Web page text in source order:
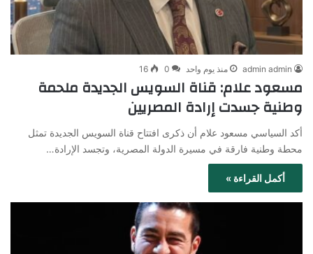
admin admin منذ يوم واحد 0
16
مسعود علام: قناة السويس الجديدة ملحمة
وطنية جسدت إرادة المصريين
أكد السياسي مسعود علام أن ذكرى افتتاح قناة السويس الجديدة تمثل
محطة وطنية فارقة في مسيرة الدولة المصرية، وتجسد الإرادة…
أكمل القراءة »